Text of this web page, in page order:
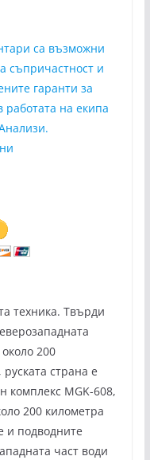
са възможни
съпричастност и
гаранти за
работата на екипа
техника. Твърди
200
страна е
комплекс MGK-608,
200 километра
и подводните
част води